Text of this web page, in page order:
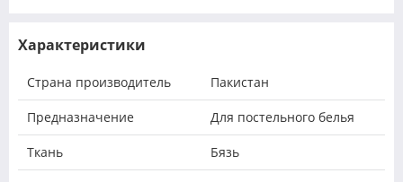
Характеристики
Страна производитель Пакистан
Предназначение Для постельного белья
Ткань Бязь